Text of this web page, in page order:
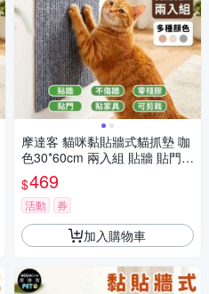
摩達客 貓咪黏貼牆式貓抓墊 咖
色30*60cm 兩入組 貼牆 貼門
貼家具 隨處可貼附背膠 可剪
裁 不易殘膠 不易傷牆
$469
活動 券
加入購物車